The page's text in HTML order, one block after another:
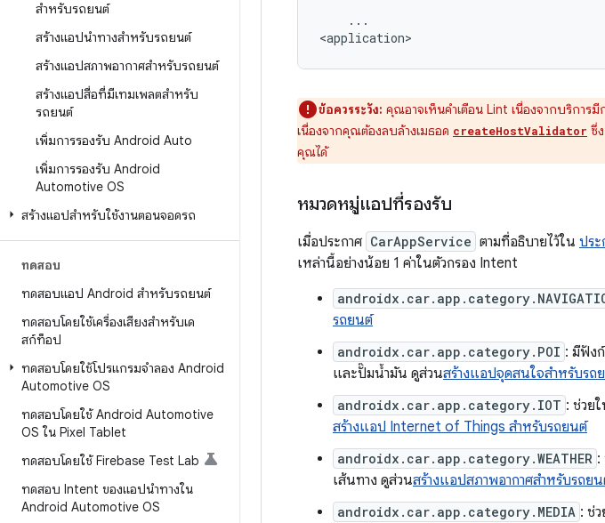
สำหรับรถยนต์
สร้างแอปนำทางสำหรับรถยนต์
สร้างแอปสภาพอากาศสำหรับรถยนต์
สร้างแอปสื่อที่มีเทมเพลตสำหรับ
รถยนต์
เพิ่มการรองรับ Android Auto
เพิ่มการรองรับ Android
Automotive OS
สร้างแอปสำหรับใช้งานตอนจอดรถ
ทดสอบ
ทดสอบแอป Android สำหรับรถยนต์
ทดสอบโดยใช้เครื่องเสียงสำหรับเด
สก์ท็อป
ทดสอบโดยใช้โปรแกรมจำลอง Android
Automotive OS
ทดสอบโดยใช้ Android Automotive
OS ใน Pixel Tablet
ทดสอบโดยใช้ Firebase Test Lab
ทดสอบ Intent ของแอปนำทางใน
Android Automotive OS
...
ข้อควรระวัง: คุณอาจเห็นคำเตือน Lint เนื่องจากบริการมี
เนื่องจากคุณต้องลบล้างเมธอด createHostValidator ซึ่
คุณได้
หมวดหมู่แอปที่รองรับ
เมื่อประกาศ CarAppService ตามที่อธิบายไว้ใน ปร
เหล่านี้อย่างน้อย 1 ค่าในตัวกรอง Intent
รถยนต์
androidx.car.app.category.POI : มีฟัง
และปั๊มน้ำมัน ดูส่วนสร้างแอปจุดสนใจสำหรับรถ
androidx.car.app.category.IOT : ช่วย
สร้างแอป Internet of Things สำหรับรถยนต์
androidx.car.app.category.WEATHER :
เส้นทาง ดูส่วนสร้างแอปสภาพอากาศสำหรับรถย
androidx.car.app.category.MEDIA : ช่